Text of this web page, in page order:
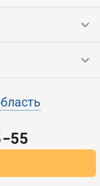
55